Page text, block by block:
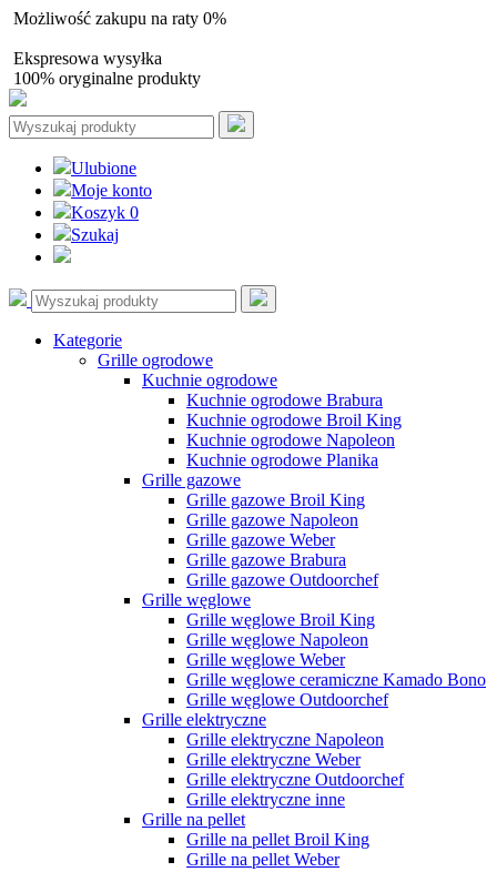
Możliwość zakupu na raty 0%
Ekspresowa wysyłka
100% oryginalne produkty
Ulubione
Moje konto
Koszyk 0
Szukaj
Kategorie
Grille ogrodowe
Kuchnie ogrodowe
Kuchnie ogrodowe Brabura
Kuchnie ogrodowe Broil King
Kuchnie ogrodowe Napoleon
Kuchnie ogrodowe Planika
Grille gazowe
Grille gazowe Broil King
Grille gazowe Napoleon
Grille gazowe Weber
Grille gazowe Brabura
Grille gazowe Outdoorchef
Grille węglowe
Grille węglowe Broil King
Grille węglowe Napoleon
Grille węglowe Weber
Grille węglowe ceramiczne Kamado Bono
Grille węglowe Outdoorchef
Grille elektryczne
Grille elektryczne Napoleon
Grille elektryczne Weber
Grille elektryczne Outdoorchef
Grille elektryczne inne
Grille na pellet
Grille na pellet Broil King
Grille na pellet Weber